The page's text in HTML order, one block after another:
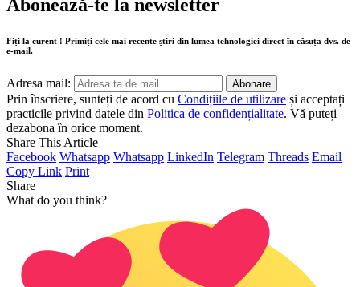
Abonează-te la newsletter
Fiți la curent ! Primiți cele mai recente știri din lumea tehnologiei direct în căsuța dvs. de
e-mail.
Adresa mail:
Prin înscriere, sunteți de acord cu Condițiile de utilizare și acceptați
practicile privind datele din Politica de confidențialitate. Vă puteți
dezabona în orice moment.
Share This Article
Facebook Whatsapp Whatsapp LinkedIn Telegram Threads Email
Copy Link Print
Share
What do you think?